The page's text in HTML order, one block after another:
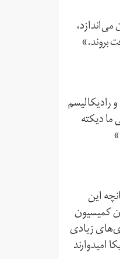
بروند.»
رادیکالیسم
ما دیکته
این
کمیسیون
زیادی
امیدوارند